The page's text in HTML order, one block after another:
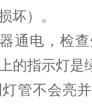
坏）。
通电，检
的指示灯
管不会亮